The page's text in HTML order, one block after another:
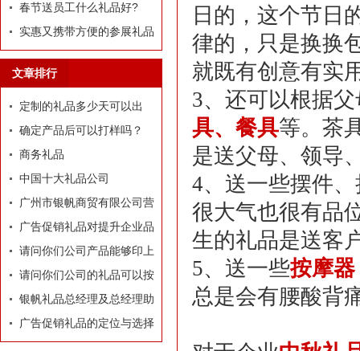
好?
春节送员工什么礼品好?
实惠又携带方便的参展礼品
文章排行
定制的礼品多少天可以出
货？
确定产品后可以打样吗？
商务礼品
中国十大礼品公司
广州市银帆商贸有限公司营
业执照
广告促销礼品对提升企业品
牌有着莫大的作用
请问你们公司产品能够印上
我们公司的LOGO和广告
吗？
请问你们公司的礼品可以按
照我们的要求和构思专门设
计订做吗？
银帆礼品总经理及总经理助
理名片
广告促销礼品的定位与选择
日的，这个节日
律的，只是换换
就既有创意有实
3、还可以根据
具、 餐具等。茶
是送父母、领导
4、送一些摆件
很大气也很有品
生的礼品是送客
5、送一些按摩器
总是会有腰酸背